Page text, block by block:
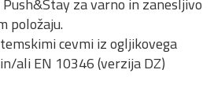
položaju.
cevmi iz ogljikovega
ali EN 10346 (verzija DZ)